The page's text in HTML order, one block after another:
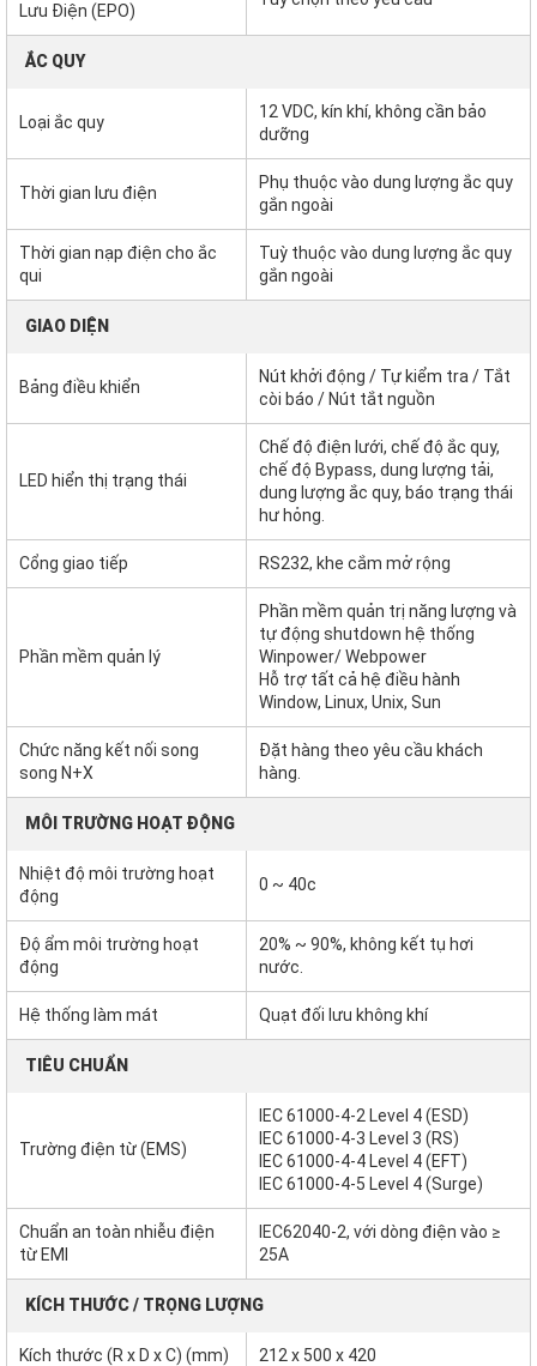
Lưu Điện (EPO)
ẮC QUY
Loại ắc quy
12 VDC, kín khí, không cần bảo
dưỡng
Thời gian lưu điện
Phụ thuộc vào dung lượng ắc quy
gắn ngoài
Thời gian nạp điện cho ắc
qui
Tuỳ thuộc vào dung lượng ắc quy
gắn ngoài
GIAO DIỆN
Bảng điều khiển
Nút khởi động / Tự kiểm tra / Tắt
còi báo / Nút tắt nguồn
LED hiển thị trạng thái
Chế độ điện lưới, chế độ ắc quy,
chế độ Bypass, dung lượng tải,
dung lượng ắc quy, báo trạng thái
hư hỏng.
Cổng giao tiếp RS232, khe cắm mở rộng
Phần mềm quản lý
Phần mềm quản trị năng lượng và
tự động shutdown hệ thống
Winpower/ Webpower
Hỗ trợ tất cả hệ điều hành
Window, Linux, Unix, Sun
Chức năng kết nối song
song N+X
Đặt hàng theo yêu cầu khách
hàng.
MÔI TRƯỜNG HOẠT ĐỘNG
Nhiệt độ môi trường hoạt
động
0 ~ 40c
Độ ẩm môi trường hoạt
động
20% ~ 90%, không kết tụ hơi
nước.
Hệ thống làm mát Quạt đối lưu không khí
TIÊU CHUẨN
Trường điện từ (EMS)
IEC 61000-4-2 Level 4 (ESD)
IEC 61000-4-3 Level 3 (RS)
IEC 61000-4-4 Level 4 (EFT)
IEC 61000-4-5 Level 4 (Surge)
Chuẩn an toàn nhiễu điện
từ EMI
IEC62040-2, với dòng điện vào ≥
25A
KÍCH THƯỚC / TRỌNG LƯỢNG
Kích thước (R x D x C) (mm) 212 x 500 x 420